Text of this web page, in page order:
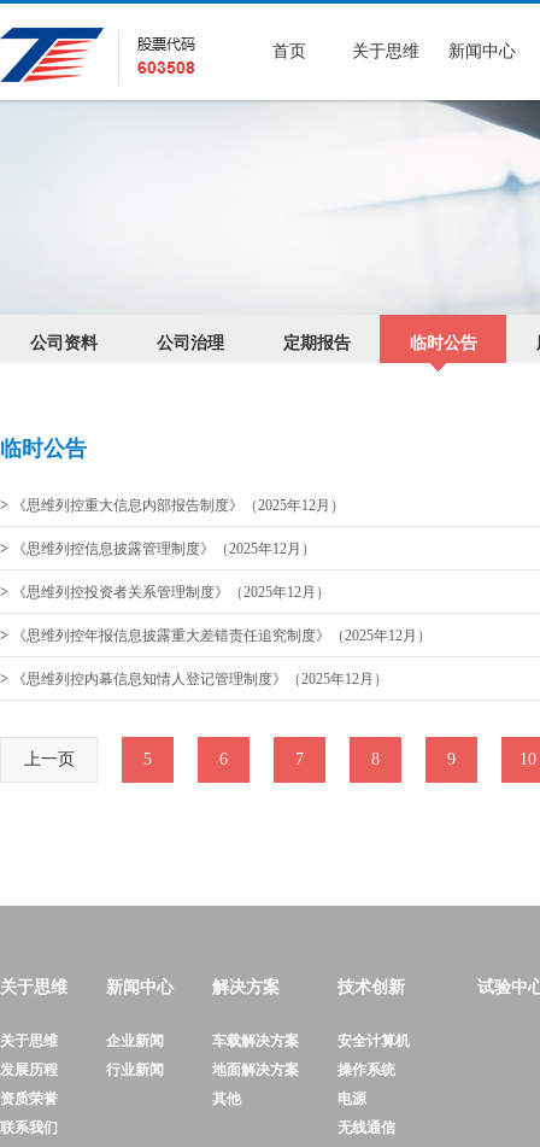
首页 关于思维 新闻中心
公司资料 公司治理 定期报告 临时公告
临时公告
> 《思维列控重大信息内部报告制度》（2025年12月）
> 《思维列控信息披露管理制度》（2025年12月）
> 《思维列控投资者关系管理制度》（2025年12月）
> 《思维列控年报信息披露重大差错责任追究制度》（2025年12月）
> 《思维列控内幕信息知情人登记管理制度》（2025年12月）
上一页 5 6 7 8 9 10
关于思维
关于思维
发展历程
资质荣誉
联系我们
新闻中心
企业新闻
行业新闻
解决方案
车载解决方案
地面解决方案
其他
技术创新
安全计算机
操作系统
电源
无线通信
试验中